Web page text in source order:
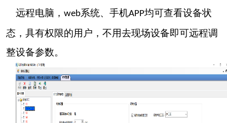
远程电脑， web系统、手机APP均可查看设备状
态，具有权限的用户，不用去现场设备即可远程调
整设备参数。